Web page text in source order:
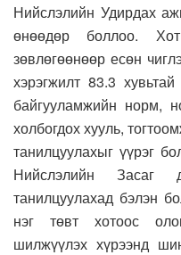
Нийслэлийн Удирдах
өнөөдөр боллоо.
зөвлөгөөнөөр есөн
хэрэгжилт 83.3
байгууламжийн норм,
холбогдох хууль,
танилцуулахыг үүрэг
Нийслэлийн Засаг
танилцуулахад бэлэн
нэг төвт хотоос
шилжүүлэх хүрээнд